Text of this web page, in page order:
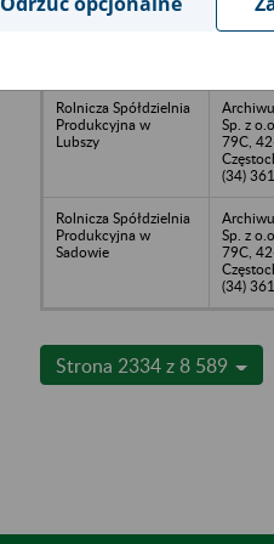
o.o. ul. Wręczyka 11a
Sp. z
79C,
Rolnicza Spółdzielnia
Produkcyjna w
Lubszy
Sp. z
79C,
(34)
Rolnicza Spółdzielnia
Produkcyjna w
Sadowie
Sp. z
79C,
(34)
Strona 2334 z 8 589